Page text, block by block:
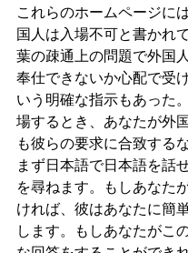
これらのホームページに
国人は入場不可と書かれ
葉の疎通上の問題で外国
奉仕できないか心配で受
いう明確な指示もあった
場するとき、あなたが外
も彼らの要求に合致する
まず日本語で日本語を話
を尋ねます。もしあなた
ければ、彼はあなたに簡
します。もしあなたがこ